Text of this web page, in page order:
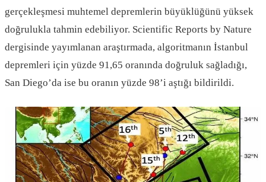
gerçekleşmesi muhtemel depremlerin büyüklüğünü yüksek
doğrulukla tahmin edebiliyor. Scientific Reports by Nature
dergisinde yayımlanan araştırmada, algoritmanın İstanbul
depremleri için yüzde 91,65 oranında doğruluk sağladığı,
San Diego’da ise bu oranın yüzde 98’i aştığı bildirildi.